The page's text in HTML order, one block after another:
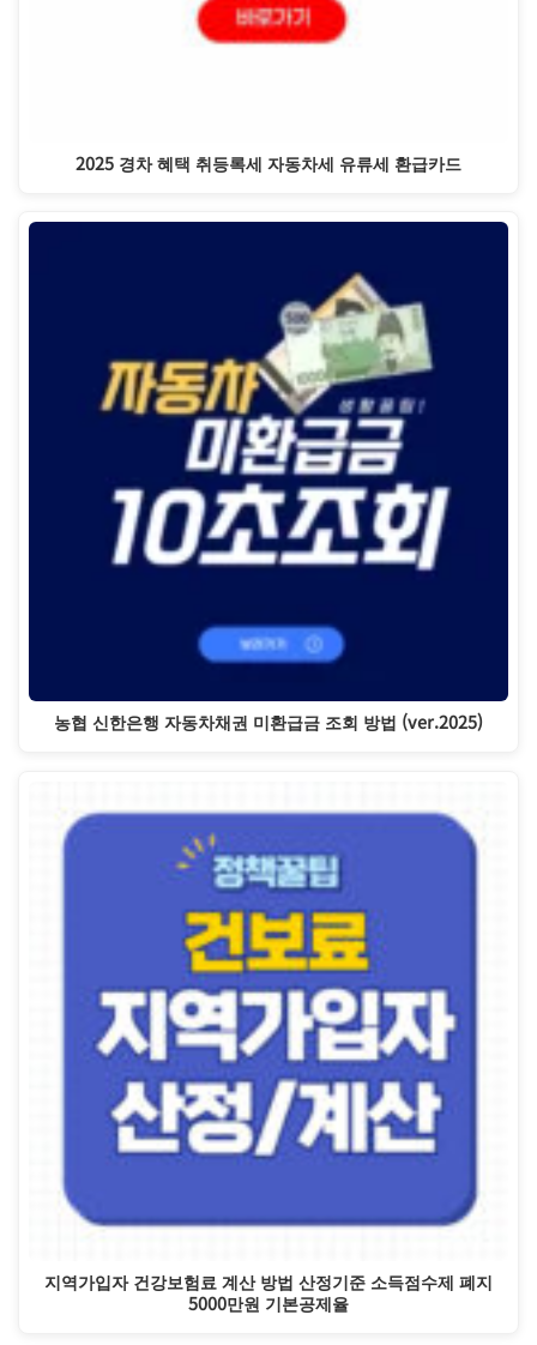
2025 경차 혜택 취등록세 자동차세 유류세 환급카드
농협 신한은행 자동차채권 미환급금 조회 방법 (ver.2025)
지역가입자 건강보험료 계산 방법 산정기준 소득점수제 폐지
5000만원 기본공제율